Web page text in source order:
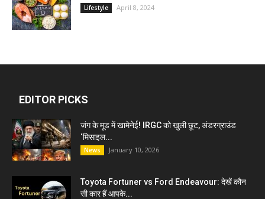
Lifestyle April 8, 2024
EDITOR PICKS
जंग के मूड में खामेनेई! IRGC को खुली छूट, अंडरग्राउंड
‘मिसाइल...
News January 10, 2026
Toyota Fortuner vs Ford Endeavour: देखें कौन
सी कार हैं आपके...